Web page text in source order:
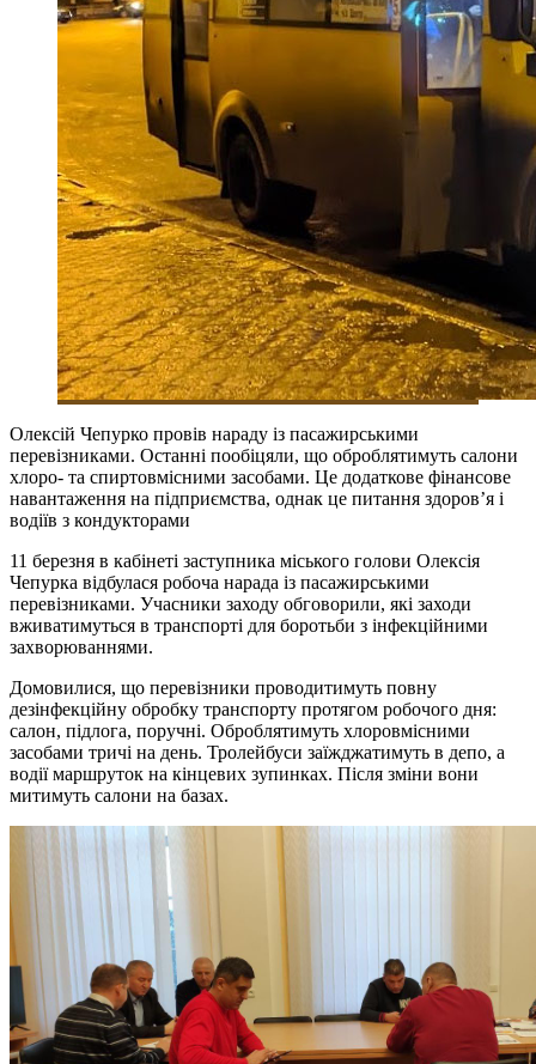
Олексій Чепурко провів нараду із пасажирськими
перевізниками. Останні пообіцяли, що оброблятимуть салони
хлоро- та спиртовмісними засобами. Це додаткове фінансове
навантаження на підприємства, однак це питання здоров’я і
водіїв з кондукторами
11 березня в кабінеті заступника міського голови Олексія
Чепурка відбулася робоча нарада із пасажирськими
перевізниками. Учасники заходу обговорили, які заходи
вживатимуться в транспорті для боротьби з інфекційними
захворюваннями.
Домовилися, що перевізники проводитимуть повну
дезінфекційну обробку транспорту протягом робочого дня:
салон, підлога, поручні. Оброблятимуть хлоровмісними
засобами тричі на день. Тролейбуси заїжджатимуть в депо, а
водії маршруток на кінцевих зупинках. Після зміни вони
митимуть салони на базах.